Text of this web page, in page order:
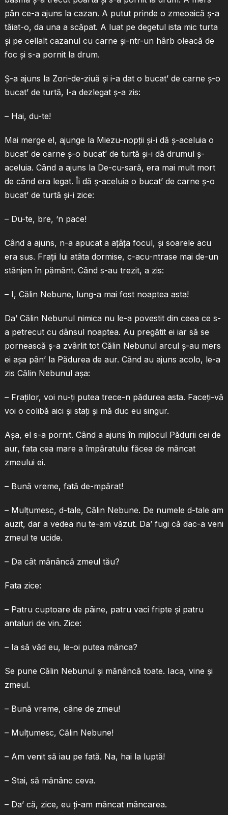
pân ce-a ajuns la cazan. A putut prinde o zmeoaică ş-a
tăiat-o, da una a scăpat. A luat pe degetul ista mic turta
şi pe cellalt cazanul cu carne şi-ntr-un hârb oleacă de
foc şi s-a pornit la drum.
Ş-a ajuns la Zori-de-ziuă şi i-a dat o bucat’ de carne ş-o
bucat’ de turtă, l-a dezlegat ş-a zis:
– Hai, du-te!
Mai merge el, ajunge la Miezu-nopţii şi-i dă ş-aceluia o
bucat’ de carne ş-o bucat’ de turtă şi-i dă drumul ş-
aceluia. Când a ajuns la De-cu-sară, era mai mult mort
de când era legat. Îi dă ş-aceluia o bucat’ de carne ş-o
bucat’ de turtă şi-i zice:
– Du-te, bre, ‘n pace!
Când a ajuns, n-a apucat a aţâţa focul, şi soarele acu
era sus. Fraţii lui atâta dormise, c-acu-ntrase mai de-un
stânjen în pământ. Când s-au trezit, a zis:
– I, Călin Nebune, lung-a mai fost noaptea asta!
Da’ Călin Nebunul nimica nu le-a povestit din ceea ce s-
a petrecut cu dânsul noaptea. Au pregătit ei iar să se
pornească ş-a zvârlit tot Călin Nebunul arcul ş-au mers
ei aşa pân’ la Pădurea de aur. Când au ajuns acolo, le-a
zis Călin Nebunul aşa:
– Fraţilor, voi nu-ţi putea trece-n pădurea asta. Faceţi-vă
voi o colibă aici şi staţi şi mă duc eu singur.
Aşa, el s-a pornit. Când a ajuns în mijlocul Pădurii cei de
aur, fata cea mare a împăratului făcea de mâncat
zmeului ei.
– Bună vreme, fată de-mpărat!
– Mulţumesc, d-tale, Călin Nebune. De numele d-tale am
auzit, dar a vedea nu te-am văzut. Da’ fugi că dac-a veni
zmeul te ucide.
– Da cât mănâncă zmeul tău?
Fata zice:
– Patru cuptoare de pâine, patru vaci fripte şi patru
antaluri de vin. Zice:
– Ia să văd eu, le-oi putea mânca?
Se pune Călin Nebunul şi mănâncă toate. Iaca, vine şi
zmeul.
– Bună vreme, câne de zmeu!
– Mulţumesc, Călin Nebune!
– Am venit să iau pe fată. Na, hai la luptă!
– Stai, să mănânc ceva.
– Da’ că, zice, eu ţi-am mâncat mâncarea.